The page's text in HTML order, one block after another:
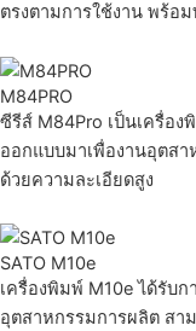
ตรงตามการใช้งาน พร้อ
M84PRO
ซีรีส์ M84Pro เป็นเครื่อ
ออกแบบมาเพื่องานอุตส
ด้วยความละเอียดสูง
SATO M10e
เครื่องพิมพ์ M10e ได้รับ
อุตสาหกรรมการผลิต สา